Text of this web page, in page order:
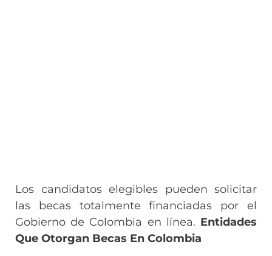
Los candidatos elegibles pueden solicitar
las becas totalmente financiadas por el
Gobierno de Colombia en línea. Entidades
Que Otorgan Becas En Colombia